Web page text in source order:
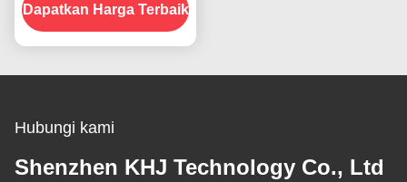
Dapatkan Harga Terbaik
Hubungi kami
Shenzhen KHJ Technology Co., Ltd